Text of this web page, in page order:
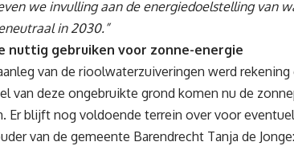
we invulling aan de energiedoelstelling van
in 2030.”
nuttig gebruiken voor zonne-energie
van de rioolwaterzuiveringen werd
van deze ongebruikte grond komen nu de
Er blijft nog voldoende terrein over voor
van de gemeente Barendrecht Tanja de Jonge: